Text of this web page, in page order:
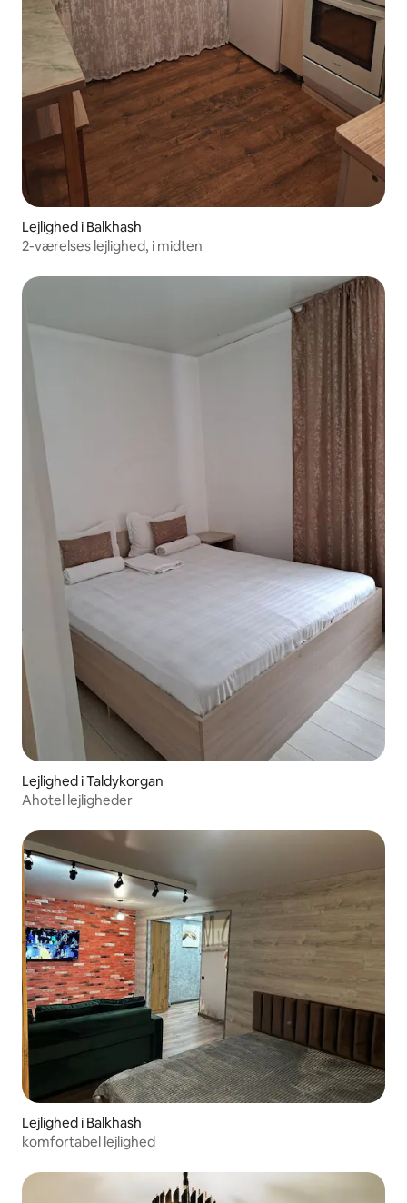
Lejlighed i Balkhash
2-værelses lejlighed, i midten
Lejlighed i Taldykorgan
Ahotel lejligheder
Lejlighed i Balkhash
komfortabel lejlighed